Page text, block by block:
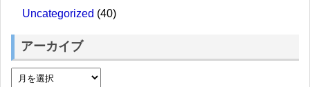
Uncategorized (40)
アーカイブ